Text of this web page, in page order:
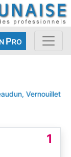
PRO
Vernouillet,
1